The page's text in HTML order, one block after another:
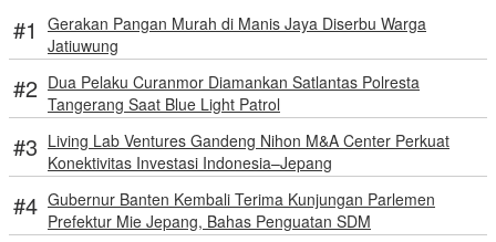
Gerakan Pangan Murah di Manis Jaya Diserbu Warga
Jatiuwung
Dua Pelaku Curanmor Diamankan Satlantas Polresta
Tangerang Saat Blue Light Patrol
Living Lab Ventures Gandeng Nihon M&A Center Perkuat
Konektivitas Investasi Indonesia–Jepang
Gubernur Banten Kembali Terima Kunjungan Parlemen
Prefektur Mie Jepang, Bahas Penguatan SDM